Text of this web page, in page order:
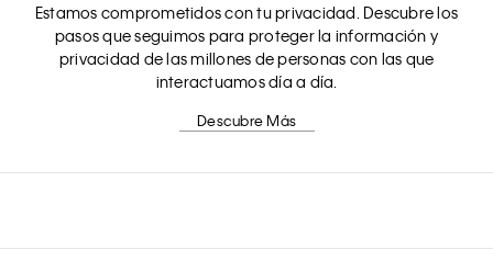
Estamos comprometidos con tu privacidad. Descubre los
pasos que seguimos para proteger la información y
privacidad de las millones de personas con las que
interactuamos día a día.
Descubre Más